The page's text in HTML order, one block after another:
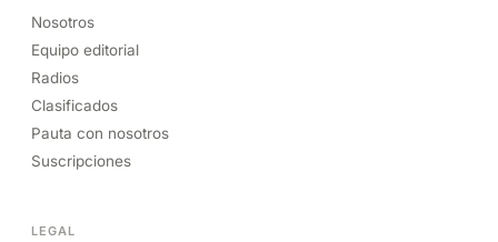
Nosotros
Equipo editorial
Radios
Clasificados
Pauta con nosotros
Suscripciones
LEGAL